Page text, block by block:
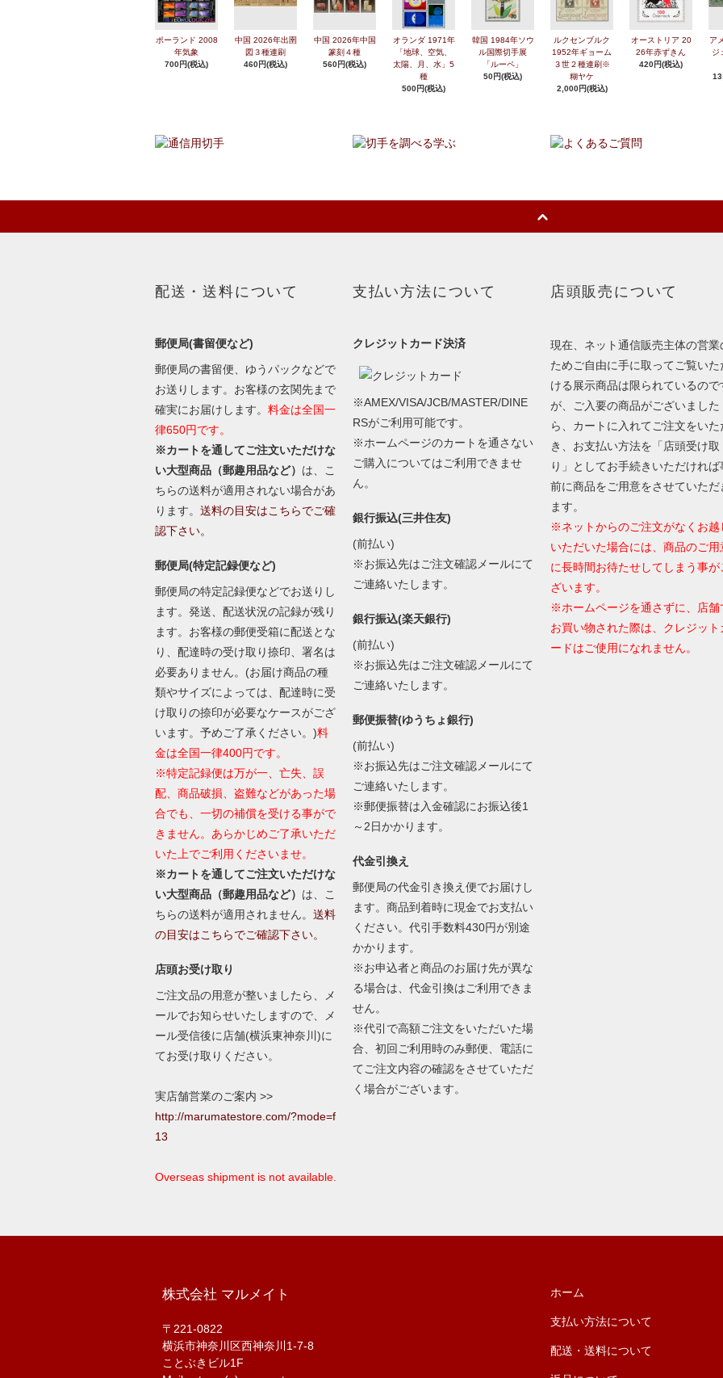
ポーランド 2008
年気象
700円(税込)
中国 2026年出圉
図３種連刷
460円(税込)
中国 2026年中国
篆刻４種
560円(税込)
オランダ 1971年
「地球、空気、
太陽、月、水」5
種
500円(税込)
韓国 1984年ソウ
ル国際切手展
「ルーペ」
50円(税込)
ルクセンブルク
1952年ギョーム
３世２種連刷※
糊ヤケ
2,000円(税込)
オーストリア 20
26年赤ずきん
420円(税込)
ア
ジ
配送・送料について
郵便局(書留便など)
郵便局の書留便、ゆうパックなどで
お送りします。お客様の玄関先まで
確実にお届けします。 料金は全国一
律650円です。
※カートを通してご注文いただけな
い大型商品（郵趣用品など） は、こ
ちらの送料が適用されない場合があ
ります。 送料の目安はこちらでご確
認下さい。
郵便局(特定記録便など)
郵便局の特定記録便などでお送りし
ます。発送、配送状況の記録が残り
ます。お客様の郵便受箱に配送とな
り、配達時の受け取り捺印、署名は
必要ありません。(お届け商品の種
類やサイズによっては、配達時に受
け取りの捺印が必要なケースがござ
います。予めご了承ください。)料
金は全国一律400円です。
※特定記録便は万が一、亡失、誤
配、商品破損、盗難などがあった場
合でも、一切の補償を受ける事がで
きません。あらかじめご了承いただ
いた上でご利用くださいませ。
※カートを通してご注文いただけな
い大型商品（郵趣用品など） は、こ
ちらの送料が適用されません。 送料
の目安はこちらでご確認下さい。
店頭お受け取り
ご注文品の用意が整いましたら、メ
ールでお知らせいたしますので、メ
ール受信後に店舗(横浜東神奈川)に
てお受け取りください。
実店舗営業のご案内 >>
http://marumatestore.com/?mode=f
13
Overseas shipment is not available.
支払い方法について
クレジットカード決済
※AMEX/VISA/JCB/MASTER/DINE
RSがご利用可能です。
※ホームページのカートを通さない
ご購入についてはご利用できませ
ん。
銀行振込(三井住友)
(前払い)
※お振込先はご注文確認メールにて
ご連絡いたします。
銀行振込(楽天銀行)
(前払い)
※お振込先はご注文確認メールにて
ご連絡いたします。
郵便振替(ゆうちょ銀行)
(前払い)
※お振込先はご注文確認メールにて
ご連絡いたします。
※郵便振替は入金確認にお振込後1
～2日かかります。
代金引換え
郵便局の代金引き換え便でお届けし
ます。商品到着時に現金でお支払い
ください。代引手数料430円が別途
かかります。
※お申込者と商品のお届け先が異な
る場合は、代金引換はご利用できま
せん。
※代引で高額ご注文をいただいた場
合、初回ご利用時のみ郵便、電話に
てご注文内容の確認をさせていただ
く場合がございます。
店頭販売について
現在、ネット通信販売主体の営業
ためご自由に手に取ってご覧いた
ける展示商品は限られているので
が、ご入要の商品がございました
ら、カートに入れてご注文をいた
き、お支払い方法を「店頭受け取
り」としてお手続きいただければ
前に商品をご用意をさせていただ
ます。
※ネットからのご注文がなくお越
いただいた場合には、商品のご用
に長時間お待たせしてしまう事が
ざいます。
※ホームページを通さずに、店舗
お買い物された際は、クレジット
ードはご使用になれません。
株式会社 マルメイト
〒221-0822
横浜市神奈川区西神奈川1-7-8
ことぶきビル1F
ホーム
支払い方法について
配送・送料について